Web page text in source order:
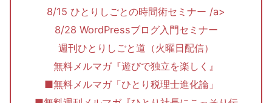
8/15 ひとりしごとの時間術セミナー /a>
8/28 WordPressブログ入門セミナー
週刊ひとりしごと道（火曜日配信）
無料メルマガ『遊びで独立を楽しく』
■無料メルマガ「ひとり税理士進化論」